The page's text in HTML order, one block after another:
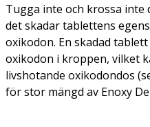
Tugga inte och krossa
det skadar tablettens
oxikodon. En skadad
oxikodon i kroppen, vilket
livshotande oxikodondos
för stor mängd av Enoxy